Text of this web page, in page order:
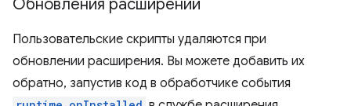
Обновления расширений
Пользовательские скрипты удаляются при
обновлении расширения. Вы можете добавить их
обратно, запустив код в обработчике события